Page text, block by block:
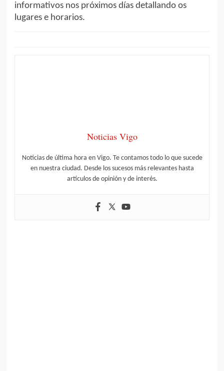
informativos nos próximos días detallando os
lugares e horarios.
Noticias Vigo
Noticias de última hora en Vigo. Te contamos todo lo que sucede
en nuestra ciudad. Desde los sucesos más relevantes hasta
artículos de opinión y de interés.